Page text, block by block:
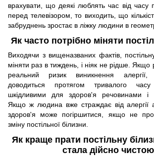
врахувати, що деякі люблять час від часу
перед телевізором, то виходить, що
забруднень зростає в ліжку людини в
Як часто потрібно міняти
Виходячи з вищеназваних фактів,
міняти раз в тиждень, і ніяк не рідше.
реальний ризик виникнення
доводиться протягом тривалого
шкідливими для здоров'я речовинами і
Якщо ж людина вже страждає від алергії
здоров'я може погіршитися, якщо не
зміну постільної білизни.
Як краще прати постільну
стала дійсно